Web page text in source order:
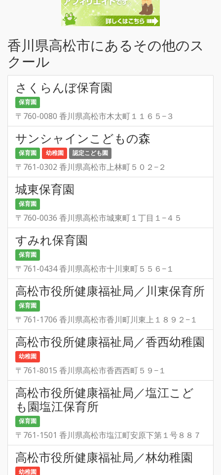
香川県高松市にあるその他のス
クール
さくらんぼ保育園
保育園
〒760-0080 香川県高松市木太町１１６５−３
サンシャインこどもの森
保育園 幼稚園 認定こども園
〒761-0302 香川県高松市上林町５０２−２
城東保育園
保育園
〒760-0036 香川県高松市城東町１丁目１−４５
すみれ保育園
保育園
〒761-0434 香川県高松市十川東町５５６−１
高松市役所健康福祉局／川東保育所
保育園
〒761-1706 香川県高松市香川町川東上１８９２−１
高松市役所健康福祉局／香西幼稚園
幼稚園
〒761-8015 香川県高松市香西西町５９−１
高松市役所健康福祉局／塩江こど
も園塩江保育所
保育園
〒761-1501 香川県高松市塩江町安原下第１号８８７
高松市役所健康福祉局／林幼稚園
幼稚園